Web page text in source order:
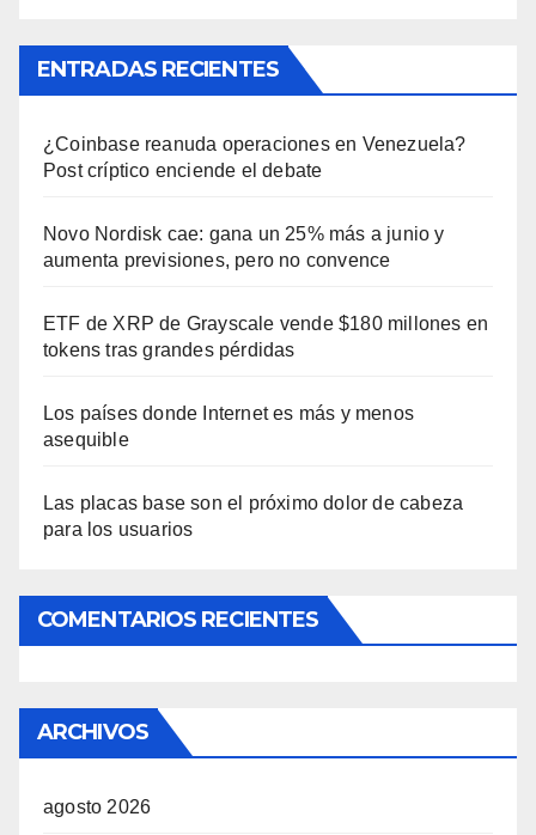
ENTRADAS RECIENTES
¿Coinbase reanuda operaciones en Venezuela?
Post críptico enciende el debate
Novo Nordisk cae: gana un 25% más a junio y
aumenta previsiones, pero no convence
ETF de XRP de Grayscale vende $180 millones en
tokens tras grandes pérdidas
Los países donde Internet es más y menos
asequible
Las placas base son el próximo dolor de cabeza
para los usuarios
COMENTARIOS RECIENTES
ARCHIVOS
agosto 2026